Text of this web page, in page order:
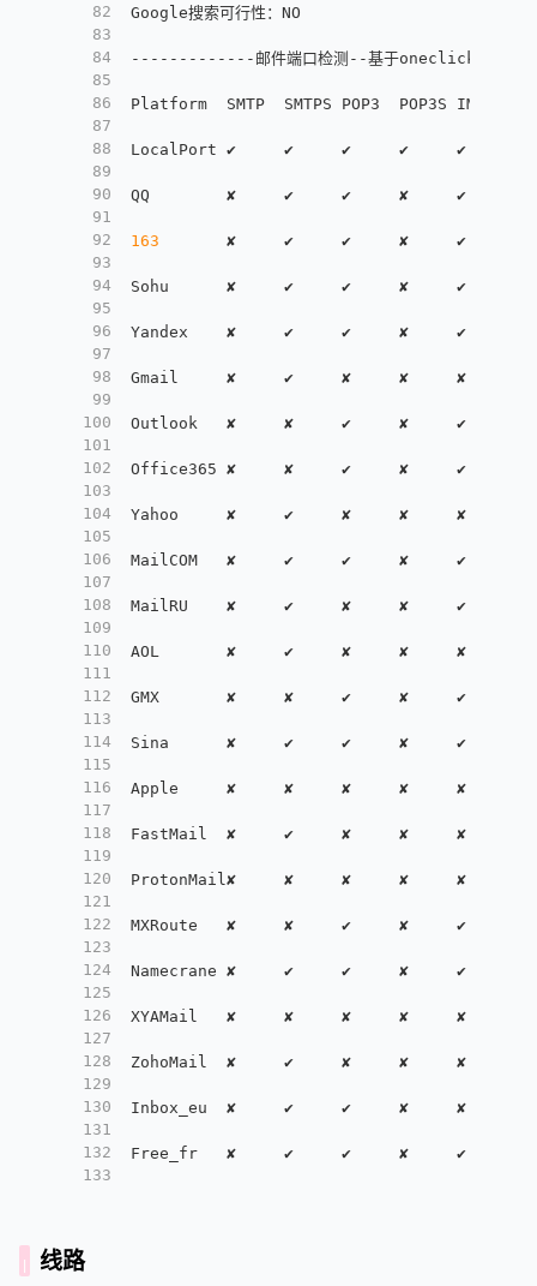
82
83
84
85
86
87
88
89
90
91
92
93
94
95
96
97
98
99
100
101
102
103
104
105
106
107
108
109
110
111
112
113
114
115
116
117
118
119
120
121
122
123
124
125
126
127
128
129
130
131
132
133
Google搜索可行性：NO
-------------邮件端口检测--基于
Platform  SMTP  SMTPS POP3  POP3S IMAP
LocalPort ✔     ✔     ✔     ✔     ✔
QQ        ✘     ✔     ✔     ✘     ✔
163
✘     ✔     ✔     ✘     ✔
Sohu      ✘     ✔     ✔     ✘     ✔
Yandex    ✘     ✔     ✔     ✘     ✔
Gmail     ✘     ✔     ✘     ✘     ✘
Outlook   ✘     ✘     ✔     ✘     ✔
Office365 ✘     ✘     ✔     ✘     ✔
Yahoo     ✘     ✔     ✘     ✘     ✘
MailCOM   ✘     ✔     ✔     ✘     ✔
MailRU    ✘     ✔     ✘     ✘     ✔
AOL       ✘     ✔     ✘     ✘     ✘
GMX       ✘     ✘     ✔     ✘     ✔
Sina      ✘     ✔     ✔     ✘     ✔
Apple     ✘     ✘     ✘     ✘     ✘
FastMail  ✘     ✔     ✘     ✘     ✘
ProtonMail✘     ✘     ✘     ✘     ✘
MXRoute   ✘     ✘     ✔     ✘     ✔
Namecrane ✘     ✔     ✔     ✘     ✔
XYAMail   ✘     ✘     ✘     ✘     ✘
ZohoMail  ✘     ✔     ✘     ✘     ✘
Inbox_eu  ✘     ✔     ✔     ✘     ✘
Free_fr   ✘     ✔     ✔     ✘     ✔     ✘
线路